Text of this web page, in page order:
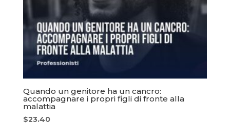
Quando un genitore ha un cancro:
accompagnare i propri figli di fronte alla
malattia
$23.40